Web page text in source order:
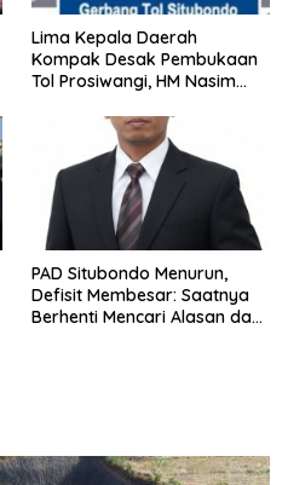
Lima Kepala Daerah
Kompak Desak Pembukaan
Tol Prosiwangi, HM Nasim
Pemerintah Pusat
PAD Situbondo Menurun,
Defisit Membesar: Saatnya
Berhenti Mencari Alasan dan